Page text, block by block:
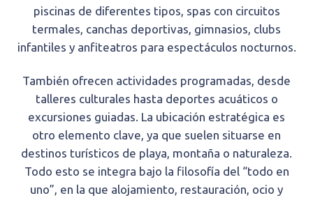
piscinas de diferentes tipos, spas con circuitos
termales, canchas deportivas, gimnasios, clubs
infantiles y anfiteatros para espectáculos nocturnos.
También ofrecen actividades programadas, desde
talleres culturales hasta deportes acuáticos o
excursiones guiadas. La ubicación estratégica es
otro elemento clave, ya que suelen situarse en
destinos turísticos de playa, montaña o naturaleza.
Todo esto se integra bajo la filosofía del “todo en
uno”, en la que alojamiento, restauración, ocio y